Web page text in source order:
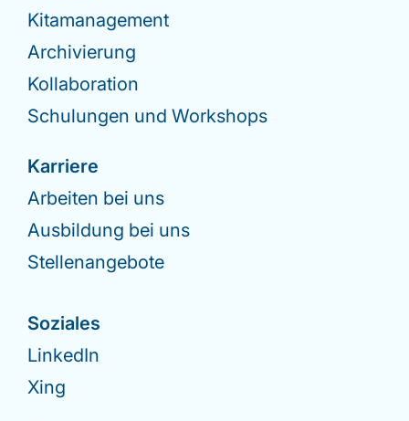
Kitamanagement
Archivierung
Kollaboration
Schulungen und Workshops
Karriere
Arbeiten bei uns
Ausbildung bei uns
Stellenangebote
Soziales
LinkedIn
Xing